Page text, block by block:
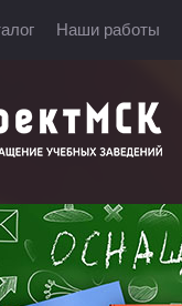
Наши работы